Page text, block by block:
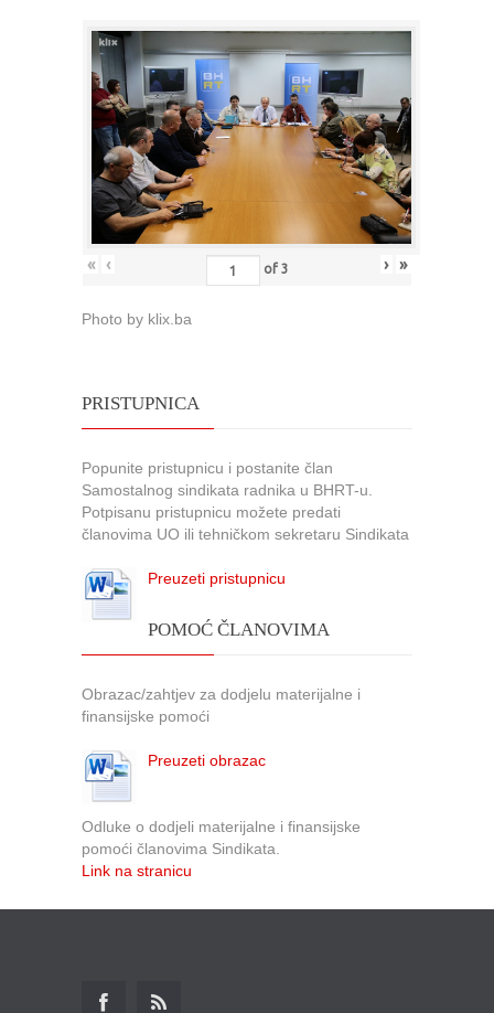
« ‹ of 3 › »
Photo by klix.ba
PRISTUPNICA
Popunite pristupnicu i postanite član
Samostalnog sindikata radnika u BHRT-u.
Potpisanu pristupnicu možete predati
članovima UO ili tehničkom sekretaru Sindikata
Preuzeti pristupnicu
POMOĆ ČLANOVIMA
Obrazac/zahtjev za dodjelu materijalne i
finansijske pomoći
Preuzeti obrazac
Odluke o dodjeli materijalne i finansijske
pomoći članovima Sindikata.
Link na stranicu